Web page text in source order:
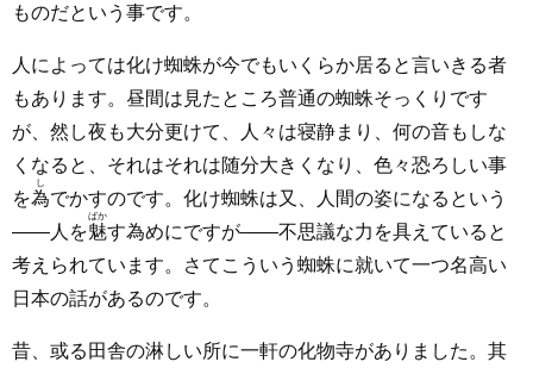
ものだという事です。
人によっては化け蜘蛛が今でもいくらか居ると言いきる者
もあります。昼間は見たところ普通の蜘蛛そっくりです
が、然し夜も大分更けて、人々は寝静まり、何の音もしな
くなると、それはそれは随分大きくなり、色々恐ろしい事
を為
し
でかすのです。化け蜘蛛は又、人間の姿になるという
――人を魅
ばか
す為めにですが――不思議な力を具えていると
考えられています。さてこういう蜘蛛に就いて一つ名高い
日本の話があるのです。
昔、或る田舎の淋しい所に一軒の化物寺がありました。其